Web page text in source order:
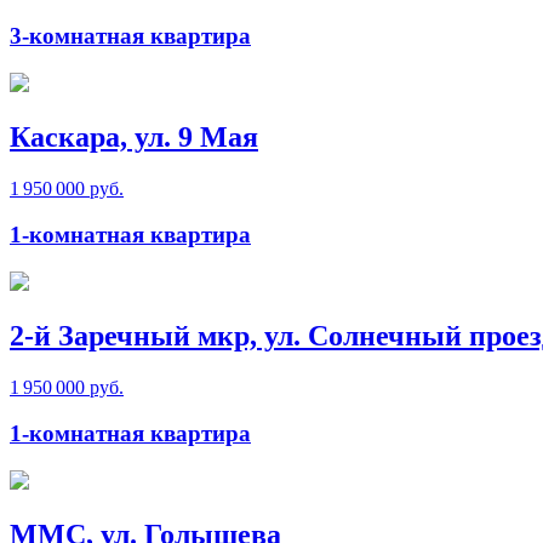
3-комнатная квартира
Каскара, ул. 9 Мая
1 950 000 руб.
1-комнатная квартира
2-й Заречный мкр, ул. Солнечный
1 950 000 руб.
1-комнатная квартира
ММС, ул. Голышева